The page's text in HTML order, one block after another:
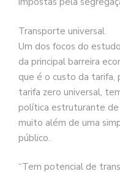
Transporte universal
Um dos focos do
da principal barreira
que é o custo da tarifa,
tarifa zero universal,
política estruturante de
muito além de uma
público.
“Tem potencial de